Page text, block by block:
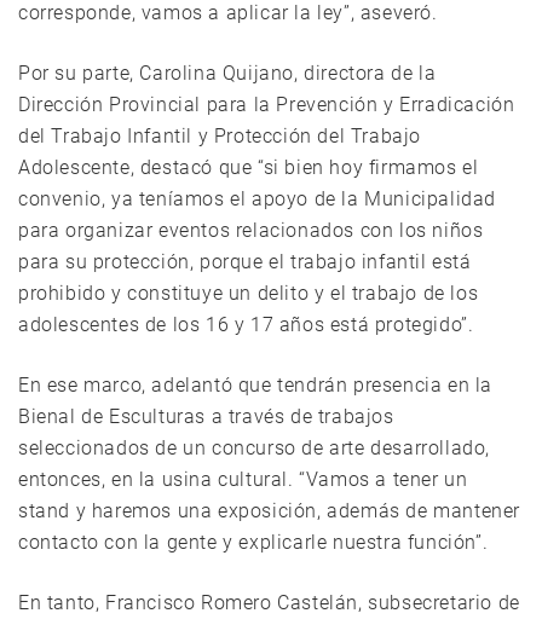
corresponde, vamos a aplicar la ley”, aseveró.
Por su parte, Carolina Quijano, directora de la
Dirección Provincial para la Prevención y Erradicación
del Trabajo Infantil y Protección del Trabajo
Adolescente, destacó que “si bien hoy firmamos el
convenio, ya teníamos el apoyo de la Municipalidad
para organizar eventos relacionados con los niños
para su protección, porque el trabajo infantil está
prohibido y constituye un delito y el trabajo de los
adolescentes de los 16 y 17 años está protegido”.
En ese marco, adelantó que tendrán presencia en la
Bienal de Esculturas a través de trabajos
seleccionados de un concurso de arte desarrollado,
entonces, en la usina cultural. “Vamos a tener un
stand y haremos una exposición, además de mantener
contacto con la gente y explicarle nuestra función”.
En tanto, Francisco Romero Castelán, subsecretario de